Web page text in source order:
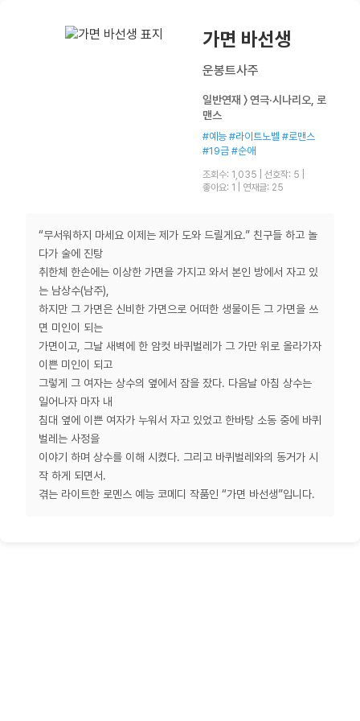
가면 바선생
운봉트사주
일반연재 〉 연극·시나리오, 로
맨스
#예능 #라이트노벨 #로맨스
#19금 #순애
조회수: 1,035 선호작: 5
좋아요: 1
연재글: 25
“무서워하지 마세요 이제는 제가 도와 드릴게요.” 친구들 하고 놀
다가 술에 진탕
취한체 한손에는 이상한 가면을 가지고 와서 본인 방에서 자고 있
는 남상수(남주),
하지만 그 가면은 신비한 가면으로 어떠한 생물이든 그 가면을 쓰
면 미인이 되는
가면이고, 그날 새벽에 한 암컷 바퀴벌레가 그 가만 위로 올라가자
이쁜 미인이 되고
그렇게 그 여자는 상수의 옆에서 잠을 잤다. 다음날 아침 상수는
일어나자 마자 내
침대 옆에 이쁜 여자가 누워서 자고 있었고 한바탕 소동 중에 바퀴
벌레는 사정을
이야기 하며 상수를 이해 시켰다. 그리고 바퀴벌레와의 동거가 시
작 하게 되면서.
겪는 라이트한 로멘스 예능 코메디 작품인 “가면 바선생”입니다.